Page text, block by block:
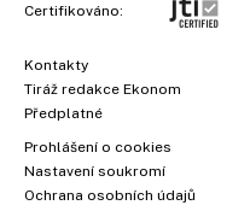
Certifikováno:
Kontakty
Tiráž redakce Ekonom
Předplatné
Prohlášení o cookies
Nastavení soukromí
Ochrana osobních údajů